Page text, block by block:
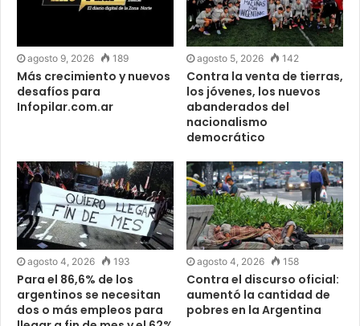
agosto 9, 2026 189
Más crecimiento y nuevos
desafíos para
Infopilar.com.ar
agosto 5, 2026 142
Contra la venta de tierras,
los jóvenes, los nuevos
abanderados del
nacionalismo
democrático
agosto 4, 2026 193
Para el 86,6% de los
argentinos se necesitan
dos o más empleos para
agosto 4, 2026 158
Contra el discurso oficial:
aumentó la cantidad de
pobres en la Argentina